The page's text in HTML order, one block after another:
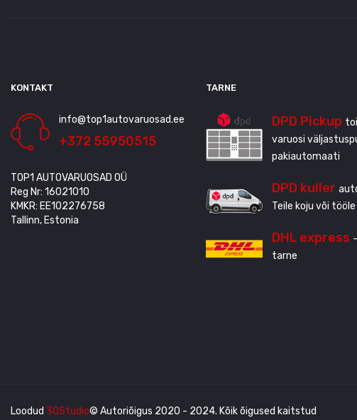
KONTAKT
info@top1autovaruosad.ee
+372 55950515
TOP1 AUTOVARUOSAD OÜ
Reg Nr: 16021010
KMKR: EE102276758
Tallinn, Estonia
TARNE
DPD Pickup
varuosi
pakiautomaati
DPD kuller
Teile koju või tööle
DHL express
tarne
Loodud 3QStudio© Autoriõigus 2020 - 2024. Kõik õigused kaitstud